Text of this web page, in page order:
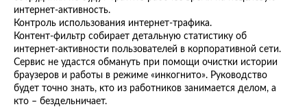
интернет-активность.
Контроль использования интернет-трафика.
Контент-фильтр собирает детальную статистику об
интернет-активности пользователей в корпоративной сети.
Сервис не удастся обмануть при помощи очистки истории
браузеров и работы в режиме «инкогнито». Руководство
будет точно знать, кто из работников занимается делом, а
кто – бездельничает.